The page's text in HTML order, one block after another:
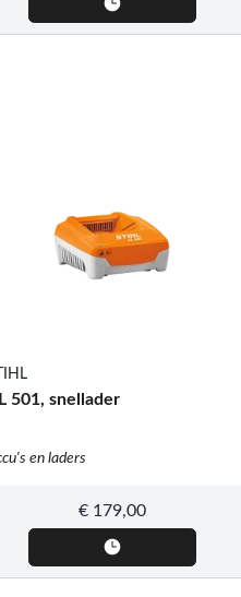
501, snellader
en laders
€179,00